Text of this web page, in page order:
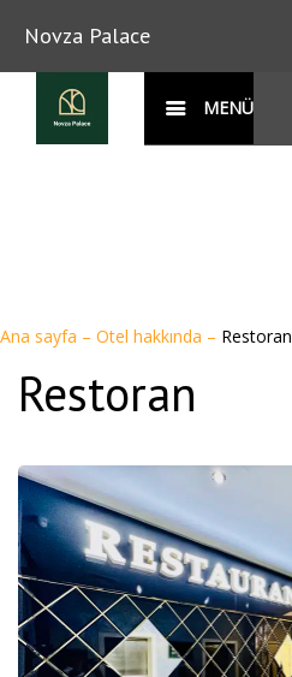
Novza Palace
MENÜ
Ana sayfa – Otel hakkında – Restoran
Restoran